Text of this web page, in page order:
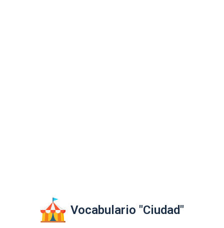
Vocabulario "Ciudad"